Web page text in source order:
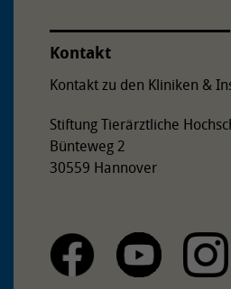
Kontakt
Kontakt zu den Kliniken &
Stiftung Tierärztliche
Bünteweg 2
30559 Hannover